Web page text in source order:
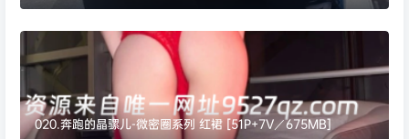
020.奔跑的晶骡儿-微密圈系列 红裙 [51P+7V／675MB]